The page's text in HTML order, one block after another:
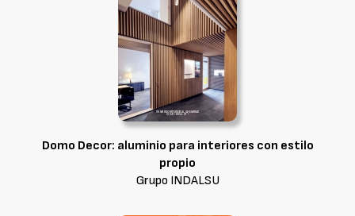
Domo Decor: aluminio para interiores con estilo
propio
Grupo INDALSU